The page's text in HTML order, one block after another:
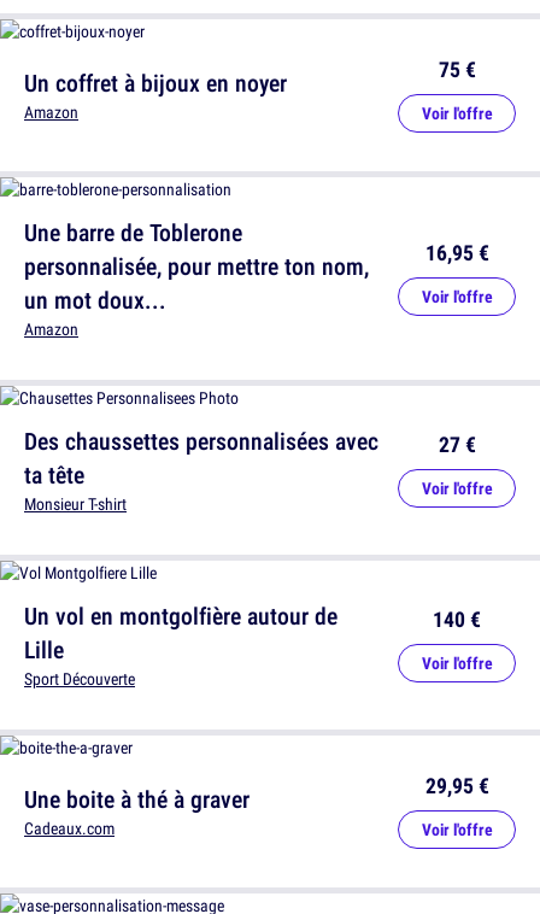
Un coffret à bijoux en noyer
Amazon
75 €
Voir l'offre
Des chaussettes personnalisées avec
ta tête
Monsieur T-shirt
27 €
Voir l'offre
Une boite à thé à graver
Cadeaux.com
29,95 €
Voir l'offre
Une barre de Toblerone
personnalisée, pour mettre ton nom,
un mot doux...
Amazon
16,95 €
Voir l'offre
Un vol en montgolfière autour de
Lille
Sport Découverte
140 €
Voir l'offre